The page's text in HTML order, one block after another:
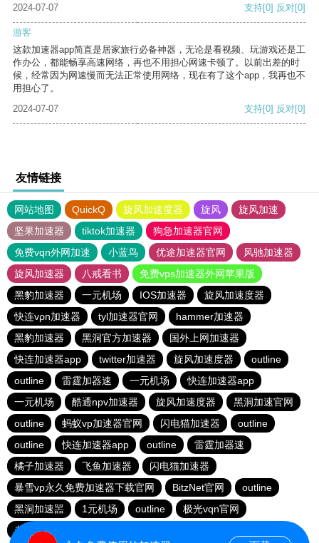
2024-07-07
支持[0] 反对[0]
游客
这款加速器app简直是居家旅行必备神器，无论是看视频、玩游戏还是工
作办公，都能畅享高速网络，再也不用担心网速卡顿了。以前出差的时
候，经常因为网速慢而无法正常使用网络，现在有了这个app，我再也不
用担心了。
2024-07-07
支持[0] 反对[0]
友情链接
网站地图 QuickQ 旋风加速度器 旋风
旋风加速
坚果加速器
tiktok加速器
狗急加速器官网
免费vqn外网加速
小蓝鸟 优途加速器官网
风驰加速器
旋风加速器
八戒看书
免费vps加速器外网苹果版
黑豹加速器
一元机场 IOS加速器
旋风加速度器
快连vρn加速器
tyl加速器官网
hammer加速器
黑豹加速器
黑洞官方加速器
国外上网加速器
快连加速器app
twitter加速器 旋风加速度器
outline
outline
雷霆加器速 一元机场
快连加速器app
一元机场
酷通npv加速器 旋风加速度器
黑洞加速官网
outline
蚂蚁vp加速器官网 闪电猫加速器
outline
outline
快连加速器app outline
雷霆加器速
橘子加速器
飞鱼加速器
闪电猫加速器
暴雪vp永久免费加速器下载官网
BitzNet官网
outline
黑洞加速噐
1元机场 outline
极光vqn官网
老佛爷加速器